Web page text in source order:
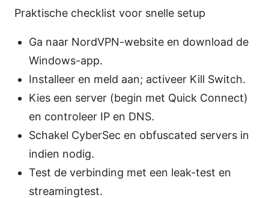
Praktische checklist voor snelle setup
Ga naar NordVPN-website en download de
Windows-app.
Installeer en meld aan; activeer Kill Switch.
Kies een server (begin met Quick Connect)
en controleer IP en DNS.
Schakel CyberSec en obfuscated servers in
indien nodig.
Test de verbinding met een leak-test en
streamingtest.